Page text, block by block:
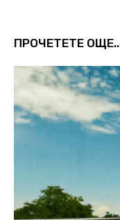
ПРОЧЕТЕТЕ ОЩЕ..